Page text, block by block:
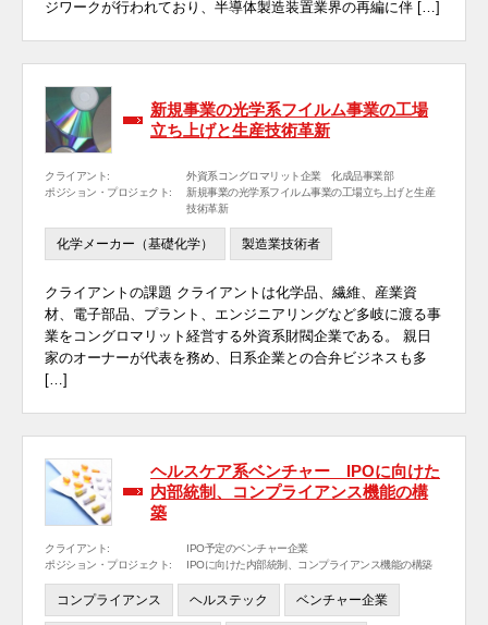
ジワークが行われており、半導体製造装置業界の再編に伴 […]
新規事業の光学系フイルム事業の工場
立ち上げと生産技術革新
クライアント:
外資系コングロマリット企業 化成品事業部
ポジション・プロジェクト:
新規事業の光学系フイルム事業の工場立ち上げと生産
技術革新
化学メーカー（基礎化学） 製造業技術者
クライアントの課題 クライアントは化学品、繊維、産業資
材、電子部品、プラント、エンジニアリングなど多岐に渡る事
業をコングロマリット経営する外資系財閥企業である。 親日
家のオーナーが代表を務め、日系企業との合弁ビジネスも多
[…]
ヘルスケア系ベンチャー IPOに向けた
内部統制、コンプライアンス機能の構
築
クライアント:
IPO予定のベンチャー企業
ポジション・プロジェクト:
IPOに向けた内部統制、コンプライアンス機能の構築
コンプライアンス ヘルステック ベンチャー企業